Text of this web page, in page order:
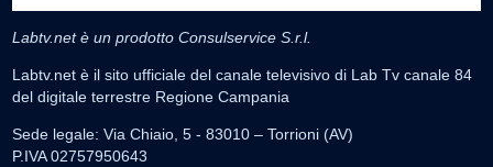
Labtv.net è un prodotto Consulservice S.r.l.
Labtv.net è il sito ufficiale del canale televisivo di Lab Tv canale 84
del digitale terrestre Regione Campania
Sede legale: Via Chiaio, 5 - 83010 – Torrioni (AV)
P.IVA 02757950643